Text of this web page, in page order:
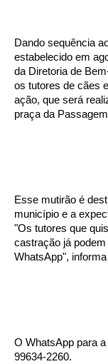
Dando sequência
estabelecido em
da Diretoria de
os tutores de cães
ação, que será
praça da
Esse mutirão é
município e a
"Os tutores que
castração já
WhatsApp",
O WhatsApp para
99634-2260.